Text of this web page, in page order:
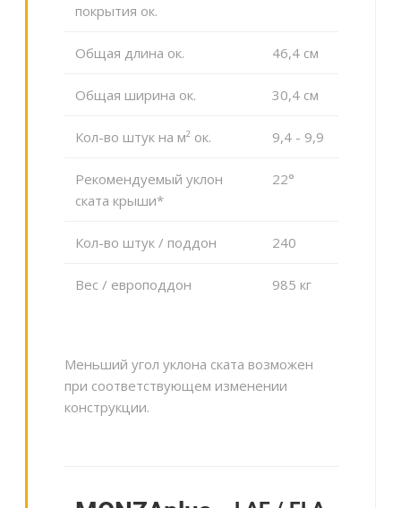
покрытия ок.
Общая длина ок. 46,4 cм
Общая ширина ок. 30,4 cм
Кол-во штук на м² ок. 9,4 - 9,9
Рекомендуемый уклон
ската крыши*
22°
Кол-во штук / поддон 240
Вес / европоддон 985 кг
Меньший угол уклона ската возможен
при соответствующем изменении
конструкции.